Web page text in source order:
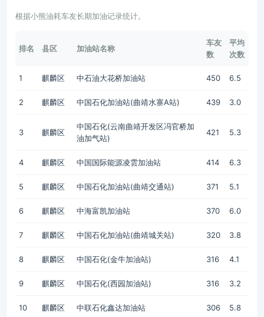
根据小熊油耗车友长期加油记录统计。
排名 县区 加油站名称
车友
数
平均
次数
1 麒麟区 中石油大花桥加油站 450 6.5
2 麒麟区 中国石化加油站(曲靖水寨A站) 439 3.0
3 麒麟区
中国石化(云南曲靖开发区冯官桥加
油加气站)
421 5.3
4 麒麟区 中国国际能源凌雲加油站 414 6.3
5 麒麟区 中国石化加油站(曲靖交通站) 371 5.1
6 麒麟区 中海富凯加油站 370 6.0
7 麒麟区 中国石化加油站(曲靖城关站) 320 3.8
8 麒麟区 中国石化(金牛加油站) 316 4.1
9 麒麟区 中国石化(西园加油站) 316 3.2
10 麒麟区 中联石化鑫达加油站 306 5.8